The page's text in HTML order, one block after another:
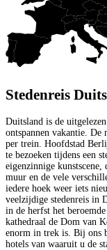
Stedenreis
Duitsland is de
ontspannen vakantie. De
per trein. Hoofdstad
te bezoeken tijdens een
eigenzinnige
muur en de vele
iedere hoek weer iets
veelzijdige stedenreis in
in de herfst het
kathedraal de Dom van
enorm in trek is. Bij ons
hotels van waaruit u de